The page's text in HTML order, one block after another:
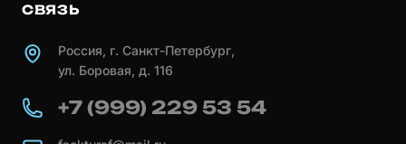
СВЯЗЬ
Россия, г. Санкт-Петербург,
ул. Боровая, д. 116
+7 (999) 229 53 54